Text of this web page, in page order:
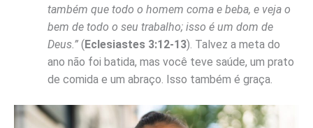
também que todo o homem coma e beba, e veja o
bem de todo o seu trabalho; isso é um dom de
Deus.” ( Eclesiastes 3:12-13). Talvez a meta do
ano não foi batida, mas você teve saúde, um prato
de comida e um abraço. Isso também é graça.